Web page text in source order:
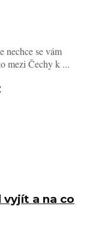
nechce se vám
mezi Čechy k ...
vyjít a na co